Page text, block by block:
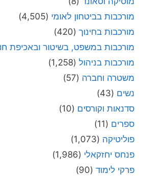
מורכבות בביטחון לאומי (4,505)
מורכבות בחינוך (420)
מורכבות במשפט, בשיטור ובאכיפת
מורכבות בניהול (1,258)
משטרה וחברה (57)
נשים (43)
סדנאות וקורסים (10)
ספרים (11)
פוליטיקה (1,073)
פנחס יחזקאלי (1,986)
פרקי לימוד (90)